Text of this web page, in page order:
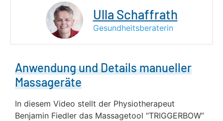
Ulla Schaffrath
Gesundheitsberaterin
Anwendung und Details manueller
Massageräte
In diesem Video stellt der Physiotherapeut
Benjamin Fiedler das Massagetool “TRIGGERBOW”